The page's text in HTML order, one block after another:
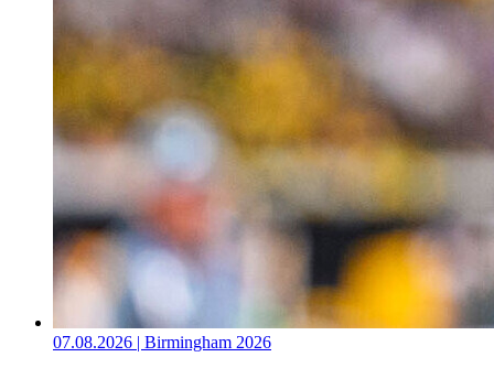
07.08.2026 | Birmingham 2026